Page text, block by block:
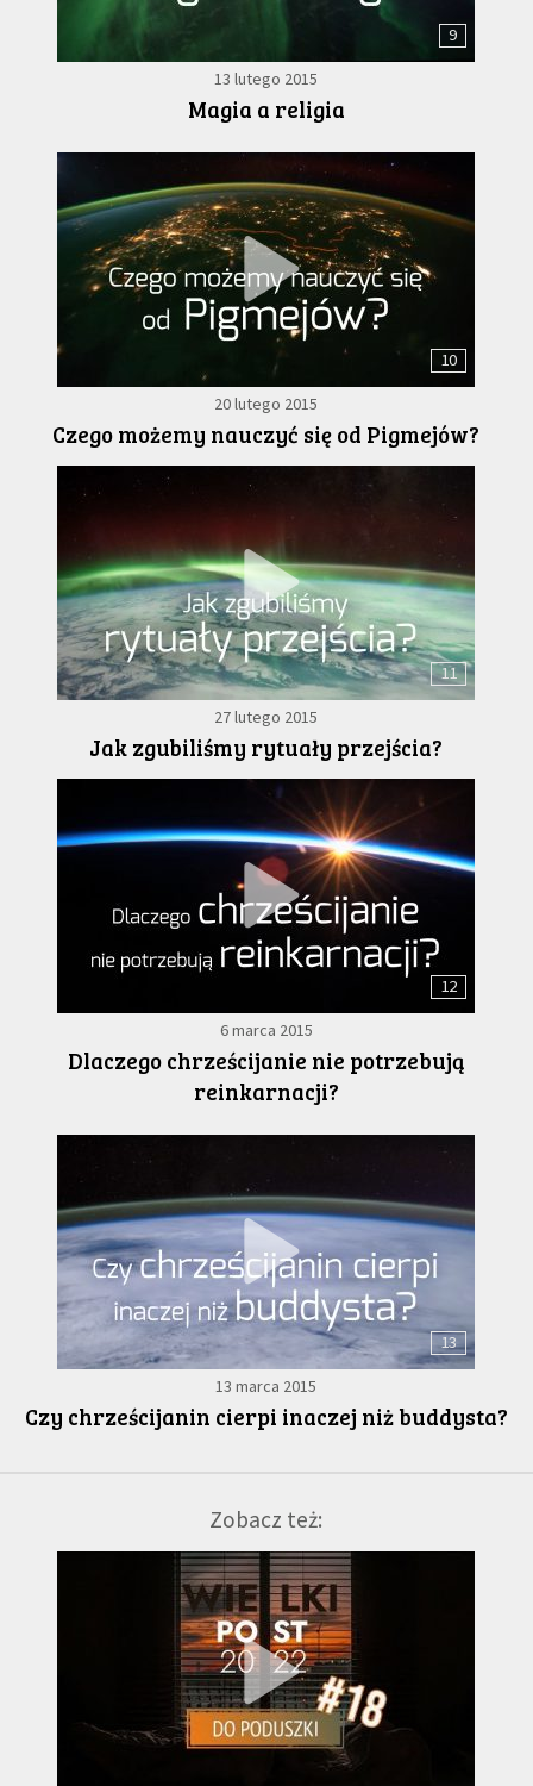
9
13 lutego 2015
Magia a religia
10
20 lutego 2015
Czego możemy nauczyć się od Pigmejów?
11
27 lutego 2015
Jak zgubiliśmy rytuały przejścia?
12
6 marca 2015
Dlaczego chrześcijanie nie potrzebują
reinkarnacji?
13
13 marca 2015
Czy chrześcijanin cierpi inaczej niż buddysta?
Zobacz też: